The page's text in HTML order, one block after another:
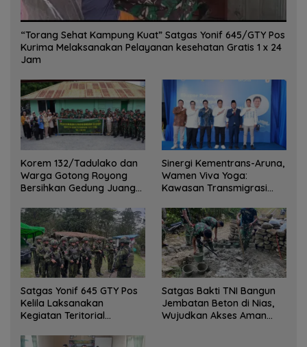
“Torang Sehat Kampung Kuat” Satgas Yonif 645/GTY Pos
Kurima Melaksanakan Pelayanan kesehatan Gratis 1 x 24
Jam
Korem 132/Tadulako dan
Warga Gotong Royong
Bersihkan Gedung Juang
Sinergi Kementrans-Aruna,
Wamen Viva Yoga:
Kawasan Transmigrasi
Ke Pasar Global
Satgas Yonif 645 GTY Pos
Kelila Laksanakan
Kegiatan Teritorial
Tokoh Adat dan Lurah
Satgas Bakti TNI Bangun
Jembatan Beton di Nias,
Wujudkan Akses Aman